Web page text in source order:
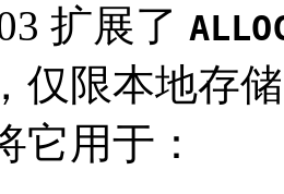
扩展了
仅限本地存
它用于：